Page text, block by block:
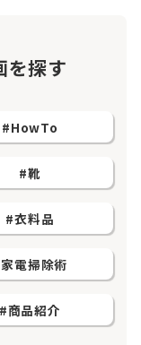
の取り組み
探す
#HowTo
#靴
#衣料品
電掃除術
#商品紹介